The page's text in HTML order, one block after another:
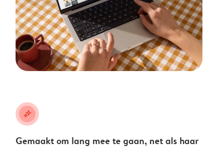
stars
Gemaakt om lang mee te gaan, net als haar